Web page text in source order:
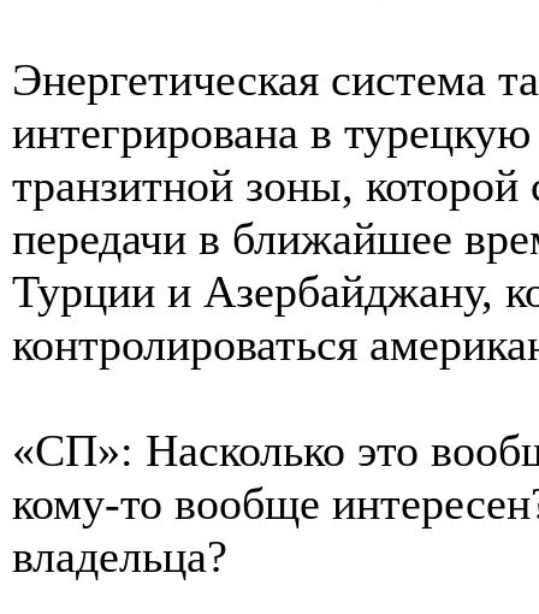
Энергетическая система
интегрирована в
транзитной зоны,
передачи в ближайшее
Турции и Азербайджану,
контролироваться
«СП»: Насколько это
кому-то вообще
владельца?